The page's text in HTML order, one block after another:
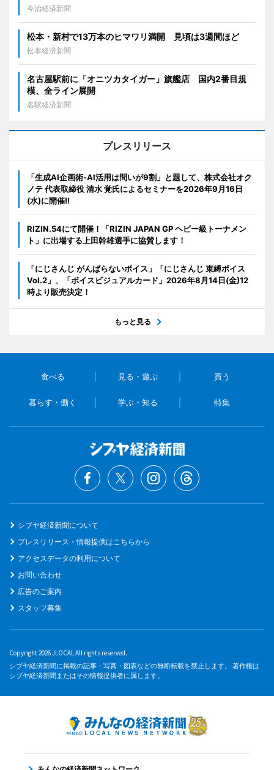
今治経済新聞
松本・新村で13万本のヒマワリ満開 見頃は3週間ほど
松本経済新聞
名古屋駅前に「オニツカタイガー」旗艦店 国内2番目規
模、全ライン展開
名駅経済新聞
プレスリリース
「生成AI企画術-AI活用は問いが9割」と題して、株式会社オク
ノテ 代表取締役 清水 覚氏によるセミナーを2026年9月16日
(水)に開催!!
RIZIN.54にて開催！「RIZIN JAPAN GP ヘビー級トーナメン
ト」に出場する上田幹雄選手に協賛します！
「にじさんじ がんばらないボイス」「にじさんじ 束縛ボイス
Vol.2」、「ボイスビジュアルカード」2026年8月14日(金)12
時より販売決定！
もっと見る
食べる 見る・遊ぶ 買う
暮らす・働く 学ぶ・知る 特集
シブヤ経済新聞について
プレスリリース・情報提供はこちらから
アクセスデータの利用について
お問い合わせ
広告のご案内
スタッフ募集
Copyright 2026 JLOCAL All rights reserved.
シブヤ経済新聞に掲載の記事・写真・図表などの無断転載を禁止します。 著作権は
シブヤ経済新聞またはその情報提供者に属します。